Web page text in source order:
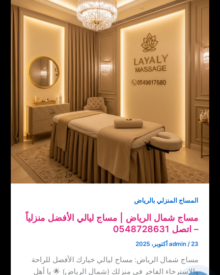
المساج المنزلي بالرياض
مساج شمال الرياض | مساج ليالي الأفضل منزلياً
– اتصل ‏‪0548728631
admin /23 أكتوبر، 2025
مساج شمال الرياض: مساج ليالي خيارك الأفضل للراحة
والاسترخاء الفاخر في منزلك (شمال الرياض) 🌟 يا أهل